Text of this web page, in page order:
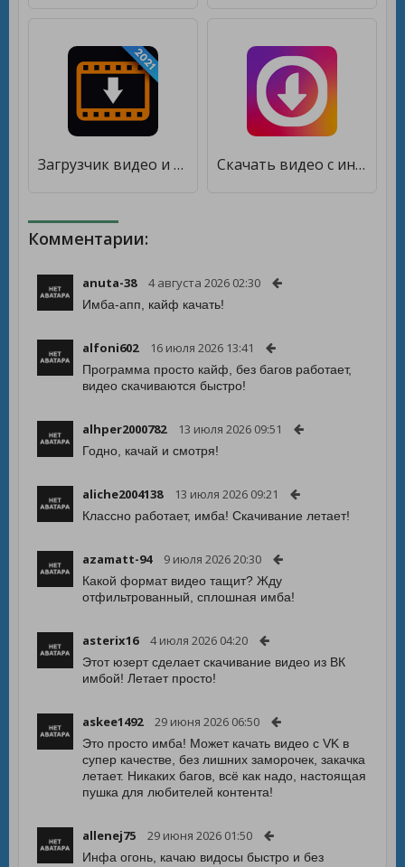
Загрузчик видео и заставка [Без рекламы] Скачать видео с инстаграм [Premium]
Комментарии:
anuta-38 4 августа 2026 02:30
Имба-апп, кайф качать!
alfoni602 16 июля 2026 13:41
Программа просто кайф, без багов работает,
видео скачиваются быстро!
alhper2000782 13 июля 2026 09:51
Годно, качай и смотря!
aliche2004138 13 июля 2026 09:21
Классно работает, имба! Скачивание летает!
azamatt-94 9 июля 2026 20:30
Какой формат видео тащит? Жду
отфильтрованный, сплошная имба!
asterix16 4 июля 2026 04:20
Этот юзерт сделает скачивание видео из ВК
имбой! Летает просто!
askee1492 29 июня 2026 06:50
Это просто имба! Может качать видео с VK в
супер качестве, без лишних заморочек, закачка
летает. Никаких багов, всё как надо, настоящая
пушка для любителей контента!
allenej75 29 июня 2026 01:50
Инфа огонь, качаю видосы быстро и без